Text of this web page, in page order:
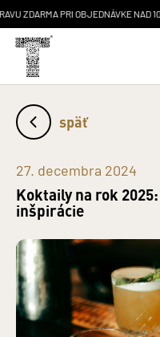
PRI OBJEDNÁVKE NAD 100 €
späť
27. decembra 2024
Koktaily na rok
inšpirácie